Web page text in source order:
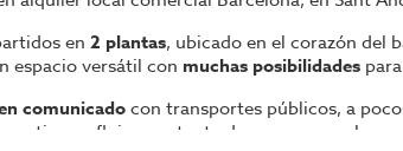
en 2 plantas, ubicado en el corazón del
espacio versátil con muchas posibilidades
comunicadocon transportes públicos, a
un flujo constante de personas en la zona.